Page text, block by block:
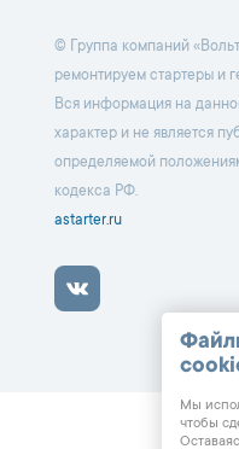
© Группа компаний
ремонтируем стартеры и
Вся информация на
характер и не является
определяемой
кодекса РФ.
astarter.ru
Мы
чтобы